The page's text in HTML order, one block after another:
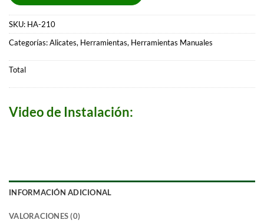
SKU: HA-210
Categorías:Alicates, Herramientas, Herramientas Manuales
Total
Video de Instalación:
INFORMACIÓN ADICIONAL
VALORACIONES (0)